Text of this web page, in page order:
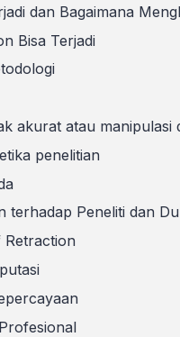
dan Bagaimana
Bisa Terjadi
akurat atau manipulasi
penelitian
terhadap Peneliti dan
Retraction